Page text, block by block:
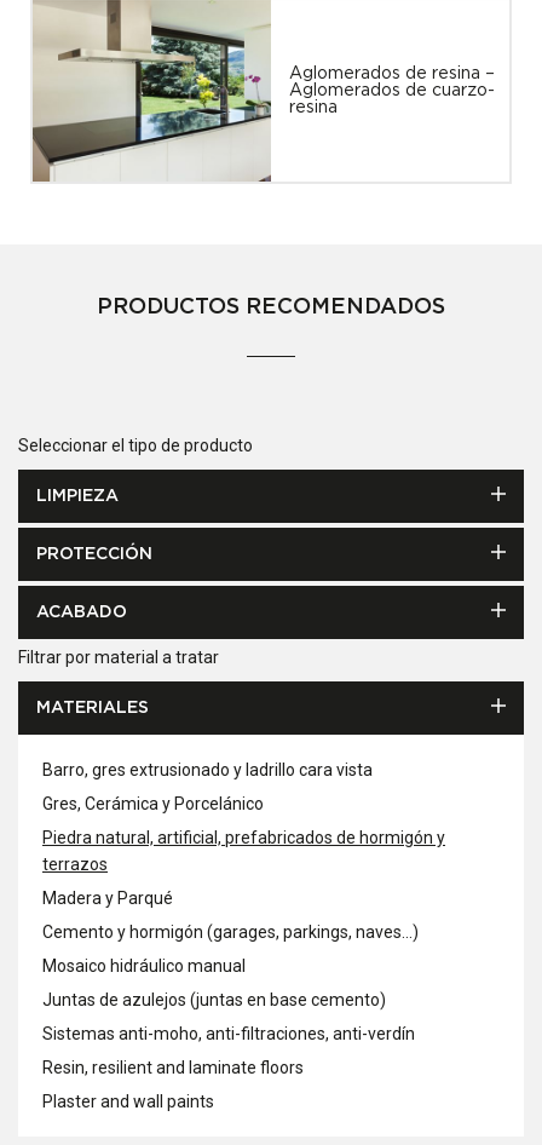
Aglomerados de resina –
Aglomerados de cuarzo-
resina
PRODUCTOS RECOMENDADOS
Seleccionar el tipo de producto
LIMPIEZA
PROTECCIÓN
ACABADO
Filtrar por material a tratar
MATERIALES
Barro, gres extrusionado y ladrillo cara vista
Gres, Cerámica y Porcelánico
Piedra natural, artificial, prefabricados de hormigón y
terrazos
Madera y Parqué
Cemento y hormigón (garages, parkings, naves...)
Mosaico hidráulico manual
Juntas de azulejos (juntas en base cemento)
Sistemas anti-moho, anti-filtraciones, anti-verdín
Resin, resilient and laminate floors
Plaster and wall paints